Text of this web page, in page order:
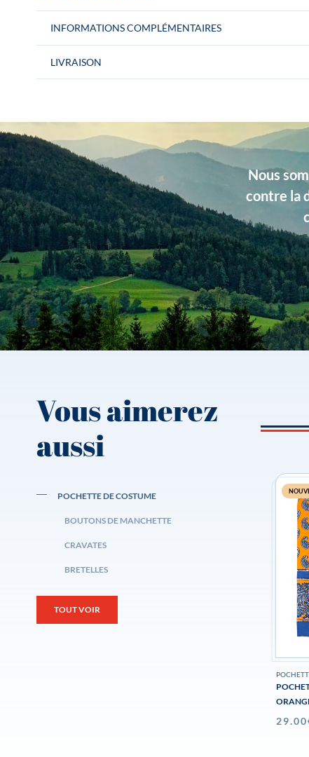
INFORMATIONS COMPLÉMENTAIRES
Couleurs Bordeaux, Bleu ciel
Dimensions
Matière Soie
Type de produits À motifs, Soie
LIVRAISON
Nous
contre la
Vous aimerez
aussi
POCHETTE DE COSTUME
BOUTONS DE MANCHETTE
CRAVATES
BRETELLES
TOUT VOIR
29.00